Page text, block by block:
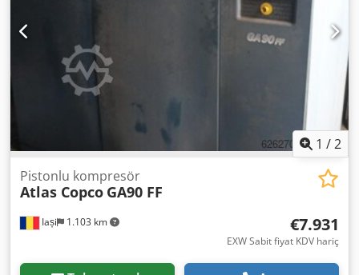
1 /2
Iași 1.103 km
Pistonlu kompresör
Atlas Copco GA90 FF
€7.931
EXW Sabit fiyat KDV hariç